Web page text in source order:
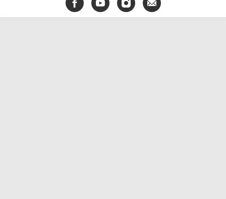
FacebookYouTubeInstagram
E-
mail